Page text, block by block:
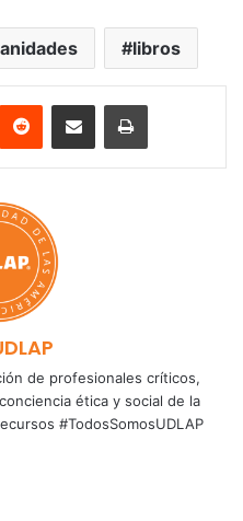
libros
Reddit Share via Email Print
de profesionales críticos,
ética y social de la
#TodosSomosUDLAP